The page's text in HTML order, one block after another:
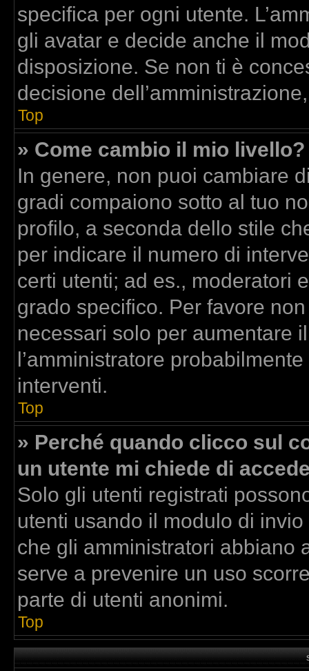
specifica per ogni utente.
gli avatar e decide anche il
disposizione. Se non ti è
decisione
Top
» Come cambio il mio livello?
In genere, non puoi cambiare
gradi compaiono sotto al tuo
profilo, a seconda dello stile
per indicare il numero di
certi utenti; ad es., moderatori
grado specifico. Per favore
necessari solo per aumentare
l’amministratore
interventi.
Top
» Perché quando clicco sul
un utente mi chiede di
Solo gli utenti registrati
utenti usando il modulo di
che gli amministratori abbiano
serve a prevenire un uso
parte di utenti anonimi.
Top